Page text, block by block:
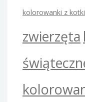
kolorowanki z
zwierzęta